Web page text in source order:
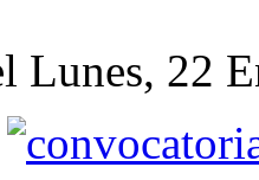
Lunes, 22